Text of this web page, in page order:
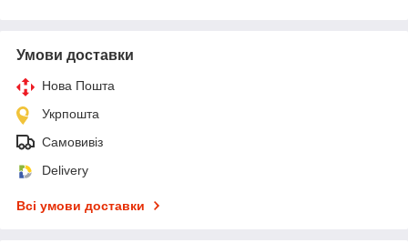
Умови доставки
Нова Пошта
Укрпошта
Самовивіз
Delivery
Всі умови доставки